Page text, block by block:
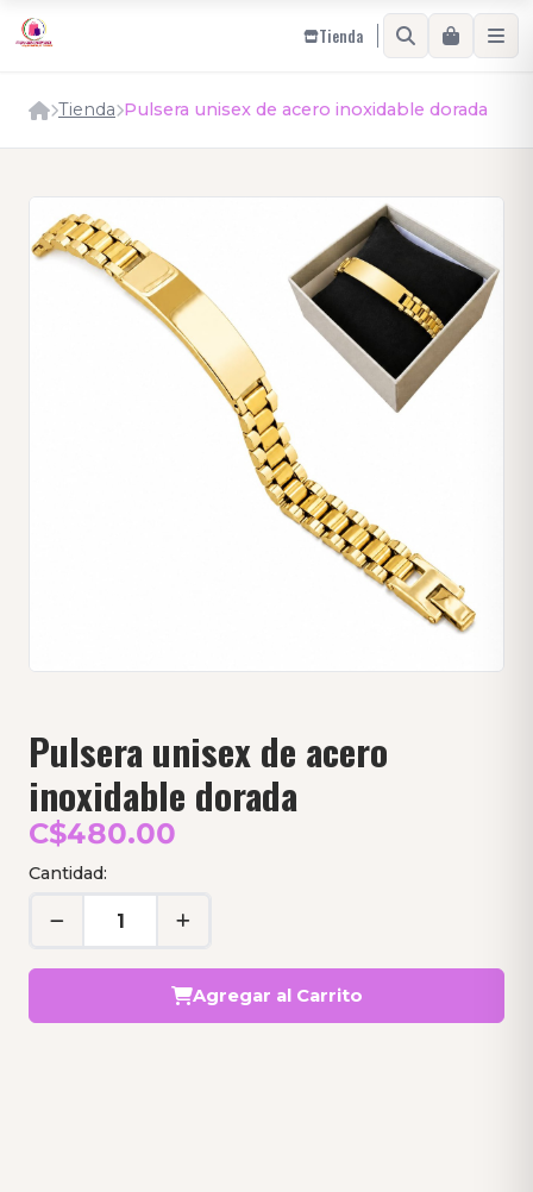
Tienda
Tienda Pulsera unisex de acero inoxidable dorada
Pulsera unisex de acero
inoxidable dorada
C$480.00
Cantidad:
Agregar al Carrito